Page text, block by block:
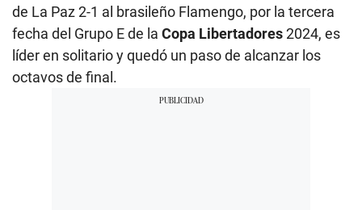
de La Paz 2-1 al brasileño Flamengo, por la tercera
fecha del Grupo E de la Copa Libertadores2024, es
líder en solitario y quedó un paso de alcanzar los
octavos de final.